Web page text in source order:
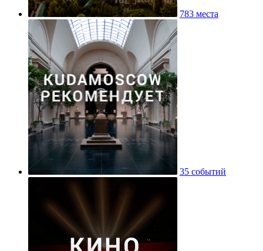
783 места
35 событий